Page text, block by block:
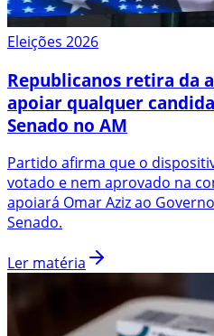
Eleições 2026
Republicanos retira da
apoiar qualquer
Senado no AM
Partido afirma que o
votado e nem aprovado na
apoiará Omar Aziz ao
Senado.
Ler matéria